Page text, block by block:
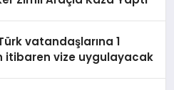
vatandaşlarına 1
itibaren vize uygulayacak